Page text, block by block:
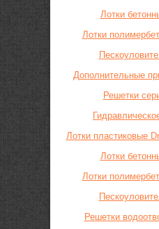
Лотки
Лотки
Дополнительные
Решетки
Лотки пластиковые
Лотки
Лотки
Решетки